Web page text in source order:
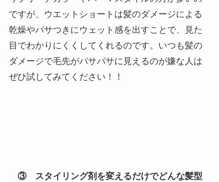
ですが、ウエットショートは髪のダメージによる
乾燥やパサつきにウェット感を出すことで、見た
目でわかりにくくしてくれるのです。いつも髪の
ダメージで毛先がパサパサに見えるのが嫌な人は
ぜひ試してみてください！！
③ スタイリング剤を変えるだけでどんな髪型